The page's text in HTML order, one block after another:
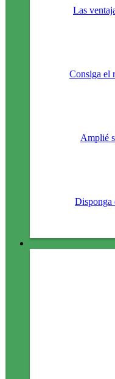
Las
Consiga el
Amplié
Disponga